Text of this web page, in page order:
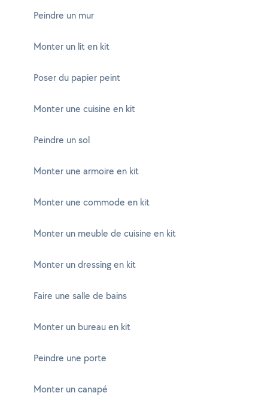
Peindre un mur
Monter un lit en kit
Poser du papier peint
Monter une cuisine en kit
Peindre un sol
Monter une armoire en kit
Monter une commode en kit
Monter un meuble de cuisine en kit
Monter un dressing en kit
Faire une salle de bains
Monter un bureau en kit
Peindre une porte
Monter un canapé